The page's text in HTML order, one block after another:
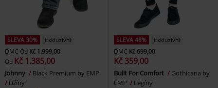
SLEVA 30%
Exkluzivní
DMC Od Kč 1.999,00
Od Kč 1.385,00
Johnny
Black Premium by EMP
Džíny
SLEVA 48%
Exkluzivní
DMC Kč 699,00
Kč 359,00
Built For Comfort
Gothicana by
EMP
Legíny